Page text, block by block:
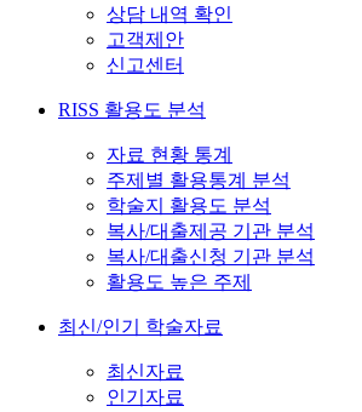
상담 내역 확인
고객제안
신고센터
RISS 활용도 분석
자료 현황 통계
주제별 활용통계 분석
학술지 활용도 분석
복사/대출제공 기관 분석
복사/대출신청 기관 분석
활용도 높은 주제
최신/인기 학술자료
최신자료
인기자료